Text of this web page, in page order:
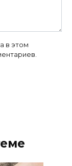
в этом